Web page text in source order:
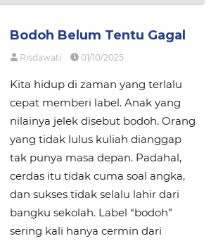
Bodoh Belum Tentu Gagal
Risdawati 01/10/2025
Kita hidup di zaman yang terlalu
cepat memberi label. Anak yang
nilainya jelek disebut bodoh. Orang
yang tidak lulus kuliah dianggap
tak punya masa depan. Padahal,
cerdas itu tidak cuma soal angka,
dan sukses tidak selalu lahir dari
bangku sekolah. Label “bodoh”
sering kali hanya cermin dari